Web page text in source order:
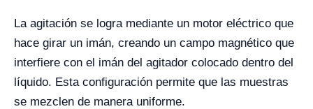
La agitación se logra mediante un motor eléctrico que
hace girar un imán, creando un campo magnético que
interfiere con el imán del agitador colocado dentro del
líquido. Esta configuración permite que las muestras
se mezclen de manera uniforme.